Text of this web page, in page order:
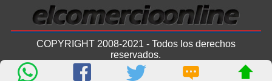
COPYRIGHT 2008-2021 - Todos los derechos
reservados.